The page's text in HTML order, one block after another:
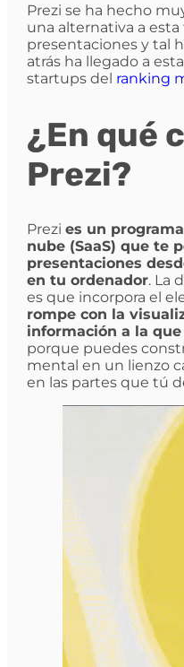
Prezi se ha hecho
una alternativa a
presentaciones y tal
atrás ha llegado a
startups del ranking
¿En qué
Prezi?
Prezi es un
nube (SaaS) que te
presentaciones
en tu ordenador. La
es que incorpora el
rompe con la
información a la
porque puedes
mental en un lienzo
en las partes que tú